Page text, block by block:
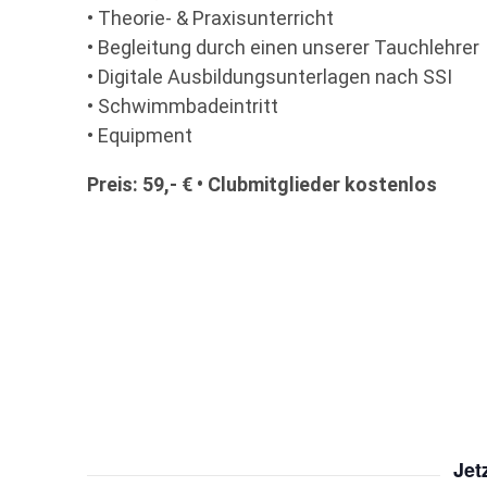
• Theorie- & Praxisunterricht
• Begleitung durch einen unserer Tauchlehrer
• Digitale Ausbildungsunterlagen nach SSI
• Schwimmbadeintritt
• Equipment
Preis: 59,- € • Clubmitglieder kostenlos